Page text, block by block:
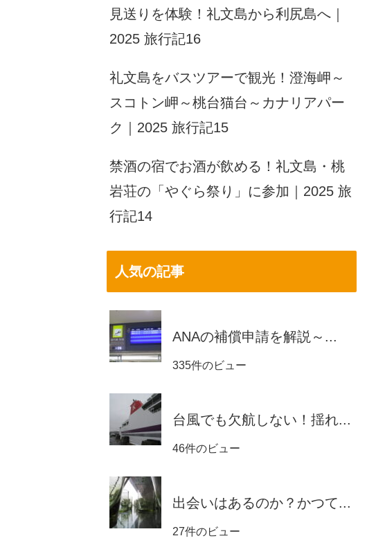
見送りを体験！礼文島から利尻島へ｜
2025 旅行記16
礼文島をバスツアーで観光！澄海岬～
スコトン岬～桃台猫台～カナリアパー
ク｜2025 旅行記15
禁酒の宿でお酒が飲める！礼文島・桃
岩荘の「やぐら祭り」に参加｜2025 旅
行記14
人気の記事
ANAの補償申請を解説～...
335件のビュー
台風でも欠航しない！揺れ...
46件のビュー
出会いはあるのか？かつて...
27件のビュー